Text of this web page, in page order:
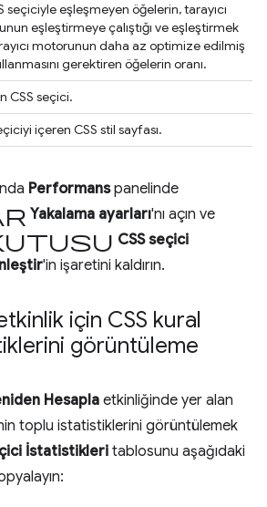
seçiciyle eşleşmeyen öğelerin, tarayıcı
eşleştirmeye çalıştığı ve eşleştirmek
motorunun daha az optimize edilmiş
gerektiren öğelerin oranı.
CSS seçici.
içeren CSS stil sayfası.
Performanspanelinde
Yakalama ayarları'nı açın ve
CSS seçici
'in işaretini kaldırın.
için CSS kural
görüntüleme
Hesapla etkinliğinde yer alan
toplu istatistiklerini görüntülemek
İstatistikleri tablosunu aşağıdaki